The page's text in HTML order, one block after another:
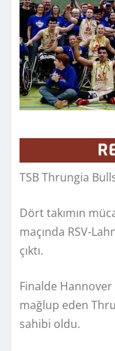
TSB Thrungia
Dört takımın
maçında RSV-
çıktı.
Finalde Hannover
mağlup eden
sahibi oldu.